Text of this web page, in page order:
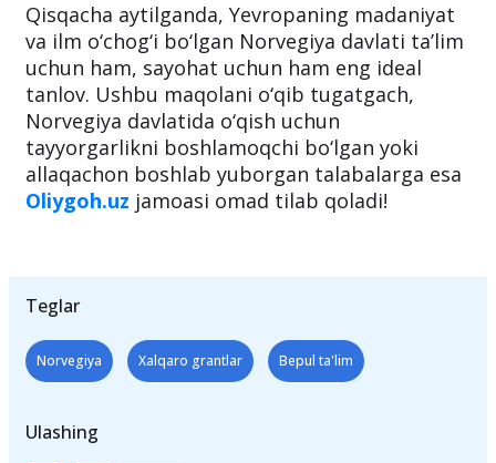
Qisqacha aytilganda, Yevropaning madaniyat
va ilm o‘chog‘i bo‘lgan Norvegiya davlati ta’lim
uchun ham, sayohat uchun ham eng ideal
tanlov. Ushbu maqolani o‘qib tugatgach,
Norvegiya davlatida o‘qish uchun
tayyorgarlikni boshlamoqchi bo‘lgan yoki
allaqachon boshlab yuborgan talabalarga esa
Oliygoh.uz jamoasi omad tilab qoladi!
Teglar
Norvegiya Xalqaro grantlar Bepul ta'lim
Ulashing